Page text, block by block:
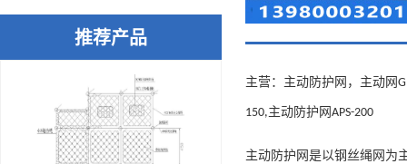
推荐产品
主营：主动防护网，主动网
150,主动防护网 APS-200
主动防护网是以钢丝绳网为